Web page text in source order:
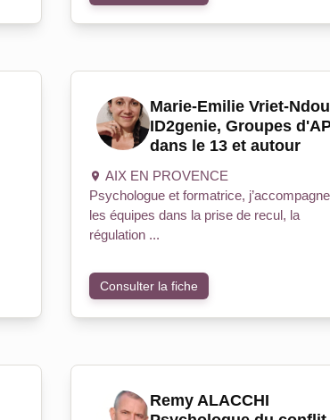
Marie-Emilie Vriet-
ID2genie, Groupes
dans le 13 et autour
AIX EN PROVENCE
Psychologue et formatrice, j’accompagne
les équipes dans la prise de recul, la
régulation ...
Consulter la fiche
Remy ALACCHI